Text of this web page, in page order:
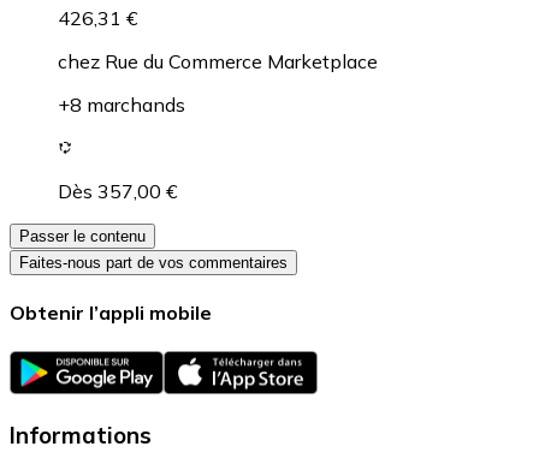
426,31 €
chez Rue du Commerce Marketplace
+8 marchands
Dès 357,00 €
Passer le contenu
Faites-nous part de vos commentaires
Obtenir l’appli mobile
Informations